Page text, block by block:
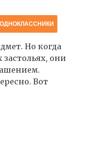
ОДНОКЛАССНИКИ
Но когда
они
Вот